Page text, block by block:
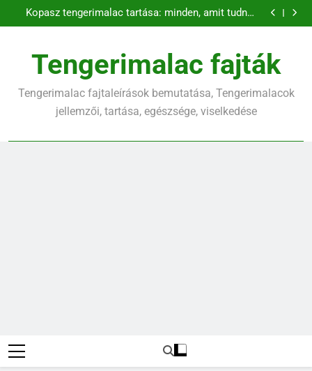
Ugrás
a
Kopasz tengerimalac tartása: minden, amit tudnod
kell
Tengerimalac és nyúl együtt tartása
Banánt ehet a tengerimalac?
Kopasz tengerimalac tartása: minden, amit tudnod
kell
Tengerimalac fajták
Tengerimalac fajtaleírások bemutatása, Tengerimalacok
jellemzői, tartása, egészsége, viselkedése